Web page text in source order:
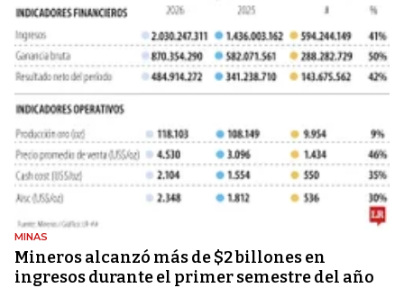
MINAS
Mineros alcanzó más de $2 billones en
ingresos durante el primer semestre del año